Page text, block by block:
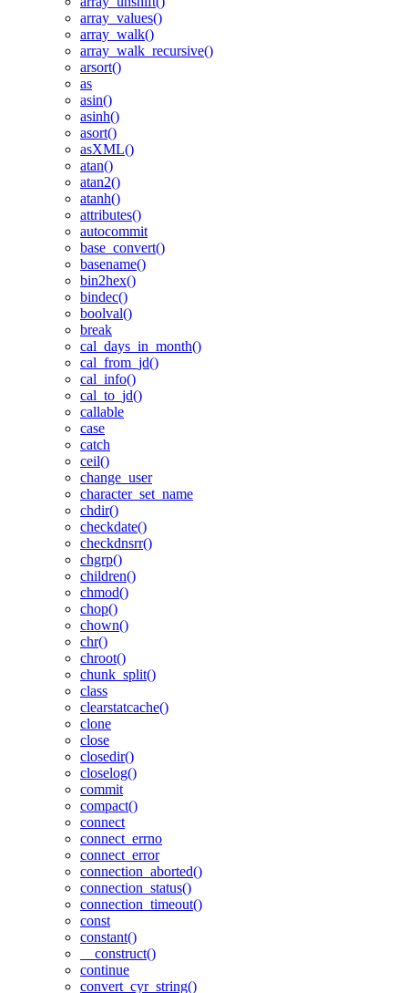
array_values()
array_walk()
array_walk_recursive()
arsort()
as
asin()
asinh()
asort()
asXML()
atan()
atan2()
atanh()
attributes()
autocommit
base_convert()
basename()
bin2hex()
bindec()
boolval()
break
cal_days_in_month()
cal_from_jd()
cal_info()
cal_to_jd()
callable
case
catch
ceil()
change_user
character_set_name
chdir()
checkdate()
checkdnsrr()
chgrp()
children()
chmod()
chop()
chown()
chr()
chroot()
chunk_split()
class
clearstatcache()
clone
close
closedir()
closelog()
commit
compact()
connect
connect_errno
connect_error
connection_aborted()
connection_status()
connection_timeout()
const
constant()
__construct()
continue
convert_cyr_string()